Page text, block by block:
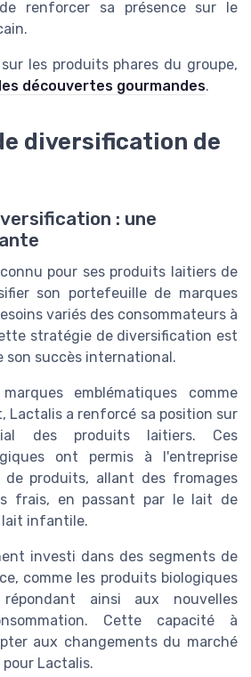
renforcer sa présence sur le
les produits phares du groupe,
découvertes gourmandes.
diversification de
: une
pour ses produits laitiers de
son portefeuille de marques
variés des consommateurs à
stratégie de diversification est
son succès international.
emblématiques comme
Lactalis a renforcé sa position sur
des produits laitiers. Ces
ont permis à l'entreprise
de produits, allant des fromages
frais, en passant par le lait de
lait infantile.
investi dans des segments de
comme les produits biologiques
ainsi aux nouvelles
Cette capacité à
aux changements du marché
Lactalis.